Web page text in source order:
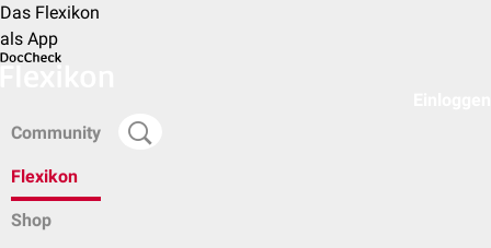
Das Flexikon
als App
Community
Flexikon
Shop